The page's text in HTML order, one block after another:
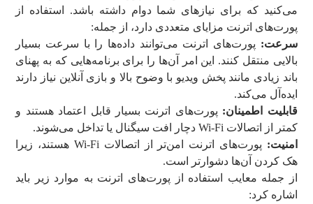
می‌کنید که برای نیازهای شما دوام داشته باشد. استفاده از
پورت‌های اترنت مزایای متعددی دارد، از جمله:
سرعت: پورت‌های اترنت می‌توانند داده‌ها را با سرعت بسیار
بالایی منتقل کنند. این امر آن‌ها را برای برنامه‌هایی که به پهنای
باند زیادی مانند پخش ویدیو با وضوح بالا و بازی آنلاین نیاز دارند
ایده‌آل می‌کند.
قابلیت اطمینان: پورت‌های اترنت بسیار قابل اعتماد هستند و
کمتر از اتصالات Wi-Fi دچار افت سیگنال یا تداخل می‌شوند.
امنیت:
پورت‌های اترنت امن‌تر از اتصالات Wi-Fi هستند، زیرا
هک کردن آن‌ها دشوارتر است.
از جمله معایب استفاده از پورت‌های اترنت به موارد زیر باید
اشاره کرد: